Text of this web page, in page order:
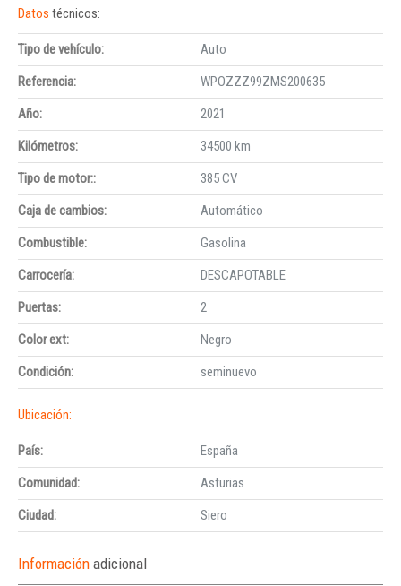
Datos técnicos:
Tipo de vehículo:
Auto
Referencia:
WPOZZZ99ZMS200635
Año:
2021
Kilómetros:
34500 km
Tipo de motor::
385 CV
Caja de cambios:
Automático
Combustible:
Gasolina
Carrocería:
DESCAPOTABLE
Puertas:
2
Color ext:
Negro
Condición:
seminuevo
Ubicación:
País:
España
Comunidad:
Asturias
Ciudad:
Siero
Información adicional